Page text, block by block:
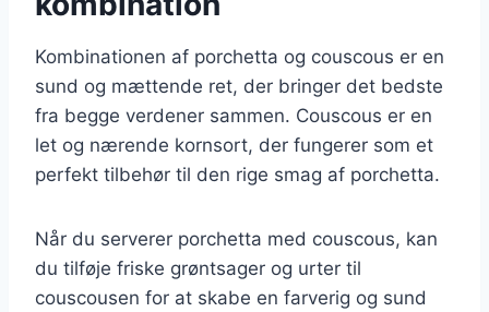
Kombinationen af porchetta og couscous er en
sund og mættende ret, der bringer det bedste
fra begge verdener sammen. Couscous er en
let og nærende kornsort, der fungerer som et
perfekt tilbehør til den rige smag af porchetta.
Når du serverer porchetta med couscous, kan
du tilføje friske grøntsager og urter til
couscousen for at skabe en farverig og sund